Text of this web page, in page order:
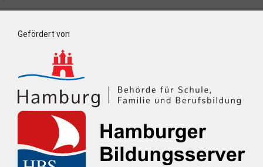
Gefördert von